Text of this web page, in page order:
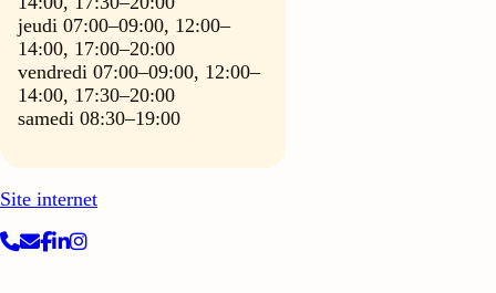
jeudi 07:00–09:00, 12:00–
14:00, 17:00–20:00
vendredi 07:00–09:00, 12:00–
14:00, 17:30–20:00
samedi 08:30–19:00
Site internet